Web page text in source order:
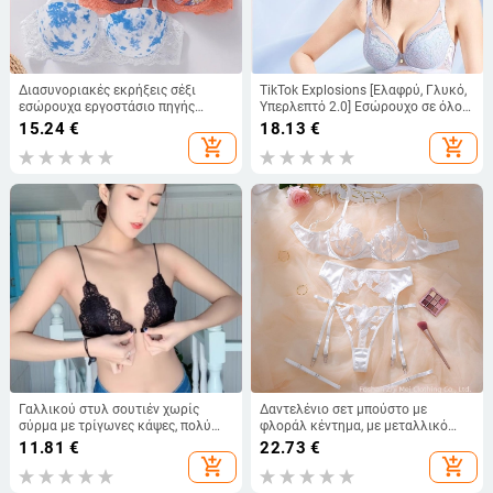
Διασυνοριακές εκρήξεις σέξι
εσώρουχα εργοστάσιο πηγής
δαντέλας σουτιέν εκτύπωσης με
ατσάλινο δαχτυλίδι άνετα
μαζεμένα εσώρουχα χονδρικής
15.24€
add_shopping_cart
TikTok Explosions [Ελαφρύ, Γλυκό,
Υπερλεπτό 2.0] Εσώρουχο σε όλο
το μήκος, Μεγάλο Στήθος, Μικρό,
Σέξι, Δαντελένιο Σουτιέν
18.13 €
add_shopping_cart
Γαλλικού στυλ σουτιέν χωρίς
σύρμα με τρίγωνες κάψες, πολύ
λεπτή δαντέλα, λεπτές τιράντες,
όμορφος πίσω, μπροστινό
κούμπωμα, για μικρό στήθος
11.81 €
add_shopping_cart
Δαντελένιο σετ μπούστο με
φλοράλ κέντημα, με μεταλλικό
δαχτυλίδι, 3/4 Cups, λεπτά
διαμορφωμένα cups, πίσω
κούμπωμα τριών σειρών,
22.73 €
add_shopping_cart